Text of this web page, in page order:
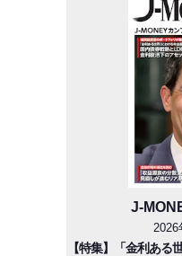
J-
2026
【特集】「金利ある